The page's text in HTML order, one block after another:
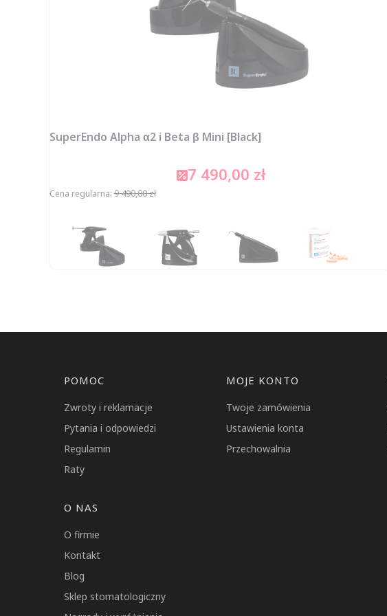
SuperEndo Alpha α2 i Beta β Mini [Black]
Cena promocyjna
7 490,00 zł
Cena regularna: 9 490,00 zł
DO KOSZYKA
Dostępność: średnia ilość
Linki w stopce
POMOC
Zwroty i reklamacje
Pytania i odpowiedzi
Regulamin
Raty
MOJE KONTO
Twoje zamówienia
Ustawienia konta
Przechowalnia
O NAS
O firmie
Kontakt
Blog
Sklep stomatologiczny